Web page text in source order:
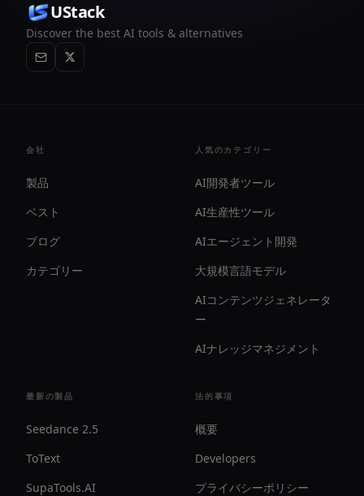
UStack
Discover the best AI tools & alternatives
会社
製品
ベスト
ブログ
カテゴリー
人気のカテゴリー
AI開発者ツール
AI生産性ツール
AIエージェント開発
大規模言語モデル
AIコンテンツジェネレータ
ー
AIナレッジマネジメント
最新の製品
Seedance 2.5
ToText
SupaTools.AI
法的事項
概要
Developers
プライバシーポリシー